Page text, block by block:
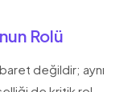
Rolü
değildir; aynı